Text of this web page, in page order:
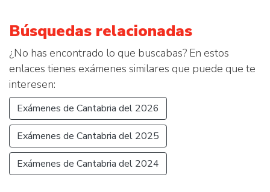
Búsquedas relacionadas
¿No has encontrado lo que buscabas? En estos
enlaces tienes exámenes similares que puede que te
interesen:
Exámenes de Cantabria del 2026
Exámenes de Cantabria del 2025
Exámenes de Cantabria del 2024